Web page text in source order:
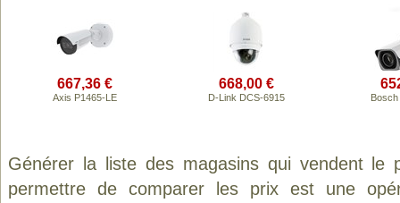
667,36 €
Axis P1465-LE
668,00 €
D-Link DCS-6915
Générer la liste des magasins qui vendent le
permettre de comparer les prix est une